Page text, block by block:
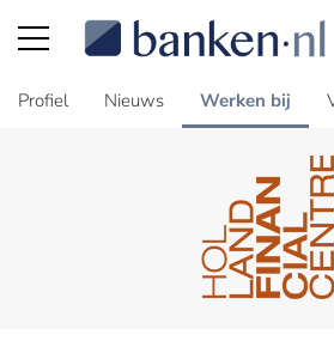
Profiel Nieuws Werken bij